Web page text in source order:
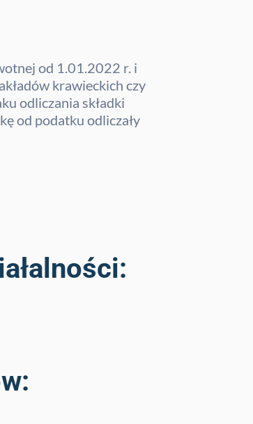
od 1.01.2022 r. i
krawieckich czy
odliczania składki
od podatku odliczały